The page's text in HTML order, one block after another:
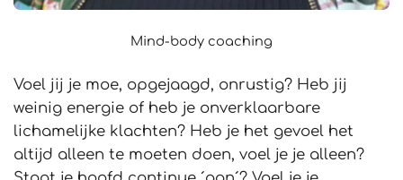
Mind-body coaching
Voel jij je moe, opgejaagd, onrustig? Heb jij
weinig energie of heb je onverklaarbare
lichamelijke klachten? Heb je het gevoel het
altijd alleen te moeten doen, voel je je alleen?